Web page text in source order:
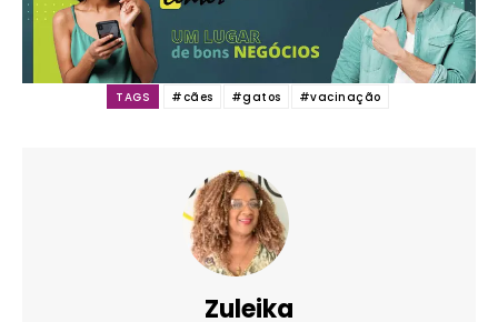
TAGS #cães #gatos #vacinação
Zuleika